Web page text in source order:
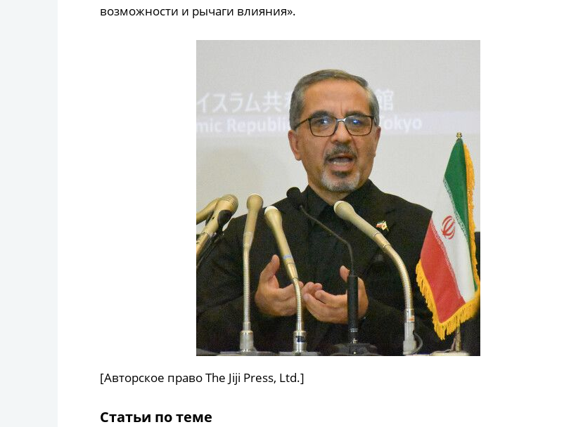
возможности и рычаги влияния».
[Авторское право The Jiji Press, Ltd.]
Статьи по теме